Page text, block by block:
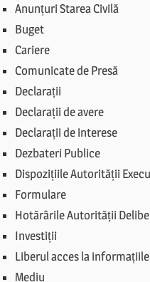
Anunțuri Starea Civilă
Buget
Cariere
Comunicate de Presă
Declarații
Declarații de avere
Declarații de interese
Dezbateri Publice
Dispozițiile Autorității
Formulare
Hotărârile Autorității
Investiții
Liberul acces la
Mediu